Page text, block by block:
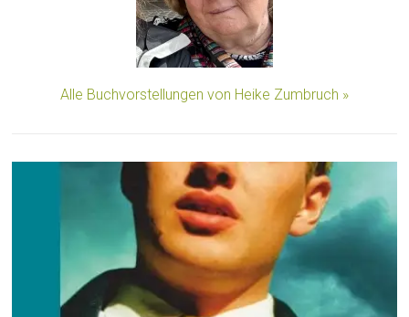
Alle Buchvorstellungen von Heike Zumbruch »